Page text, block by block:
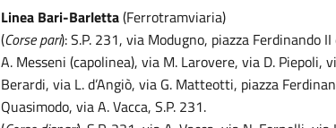
Linea Bari-Barletta(Ferrotramviaria)
(Corse pari): S.P. 231, via Modugno, piazza Ferdinando
A. Messeni (capolinea), via M. Larovere, via D. Piepoli,
Berardi, via L. d’Angiò, via G. Matteotti, piazza
Quasimodo, via A. Vacca, S.P. 231.